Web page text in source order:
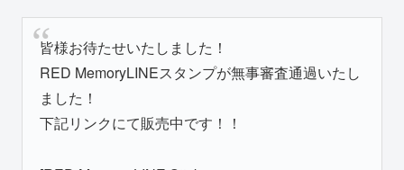
皆様お待たせいたしました！
RED MemoryLINEスタンプが無事審査通過いたし
ました！
下記リンクにて販売中です！！